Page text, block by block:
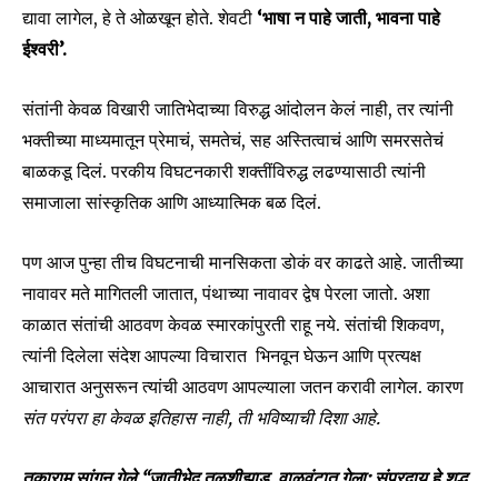
द्यावा लागेल, हे ते ओळखून होते. शेवटी ‘भाषा न पाहे जाती, भावना पाहे
ईश्वरी’.
संतांनी केवळ विखारी जातिभेदाच्या विरुद्ध आंदोलन केलं नाही, तर त्यांनी
भक्तीच्या माध्यमातून प्रेमाचं, समतेचं, सह अस्तित्वाचं आणि समरसतेचं
बाळकडू दिलं. परकीय विघटनकारी शक्तींविरुद्ध लढण्यासाठी त्यांनी
समाजाला सांस्कृतिक आणि आध्यात्मिक बळ दिलं.
पण आज पुन्हा तीच विघटनाची मानसिकता डोकं वर काढते आहे. जातीच्या
नावावर मते मागितली जातात, पंथाच्या नावावर द्वेष पेरला जातो. अशा
काळात संतांची आठवण केवळ स्मारकांपुरती राहू नये. संतांची शिकवण,
त्यांनी दिलेला संदेश आपल्या विचारात भिनवून घेऊन आणि प्रत्यक्ष
आचारात अनुसरून त्यांची आठवण आपल्याला जतन करावी लागेल. कारण
संत परंपरा हा केवळ इतिहास नाही, ती भविष्याची दिशा आहे.